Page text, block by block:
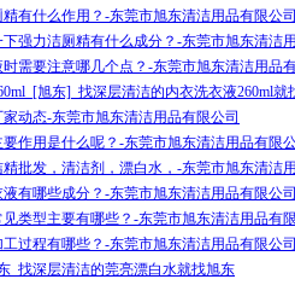
精有什么作用？-东莞市旭东清洁用品有限公
强力洁厕精有什么成分？-东莞市旭东清洁
需要注意哪几个点？-东莞市旭东清洁用品
旭东]_找深层清洁的内衣洗衣液260ml
动态-东莞市旭东清洁用品有限公司
作用是什么呢？-东莞市旭东清洁用品有限
批发，清洁剂，漂白水，-东莞市旭东清洁
有哪些成分？-东莞市旭东清洁用品有限公
类型主要有哪些？-东莞市旭东清洁用品有
过程有哪些？-东莞市旭东清洁用品有限公
_找深层清洁的莞亮漂白水就找旭东